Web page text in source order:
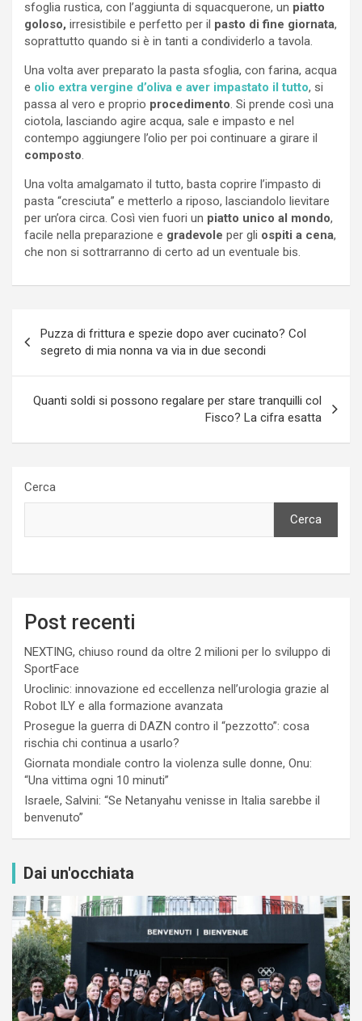
sfoglia rustica, con l’aggiunta di squacquerone, un piatto
goloso, irresistibile e perfetto per il pasto di fine giornata,
soprattutto quando si è in tanti a condividerlo a tavola.
Una volta aver preparato la pasta sfoglia, con farina, acqua
e olio extra vergine d’oliva e aver impastato il tutto, si
passa al vero e proprio procedimento. Si prende così una
ciotola, lasciando agire acqua, sale e impasto e nel
contempo aggiungere l’olio per poi continuare a girare il
composto.
Una volta amalgamato il tutto, basta coprire l’impasto di
pasta “cresciuta” e metterlo a riposo, lasciandolo lievitare
per un’ora circa. Così vien fuori un piatto unico al mondo,
facile nella preparazione e gradevole per gli ospiti a cena,
che non si sottrarranno di certo ad un eventuale bis.
articoli
Puzza di frittura e spezie dopo aver cucinato? Col
segreto di mia nonna va via in due secondi
Quanti soldi si possono regalare per stare tranquilli col
Fisco? La cifra esatta
Cerca
Cerca
Post recenti
NEXTING, chiuso round da oltre 2 milioni per lo sviluppo di
SportFace
Uroclinic: innovazione ed eccellenza nell’urologia grazie al
Robot ILY e alla formazione avanzata
Prosegue la guerra di DAZN contro il “pezzotto”: cosa
rischia chi continua a usarlo?
Giornata mondiale contro la violenza sulle donne, Onu:
“Una vittima ogni 10 minuti”
Israele, Salvini: “Se Netanyahu venisse in Italia sarebbe il
benvenuto”
Dai un'occhiata